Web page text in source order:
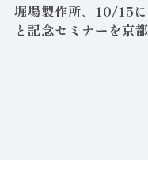
堀場製作所、10/15
と記念セミナーを京